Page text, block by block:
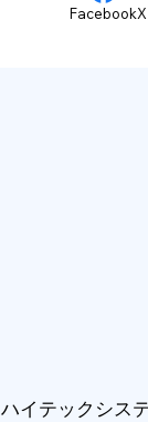
Facebook
ハイテックシス